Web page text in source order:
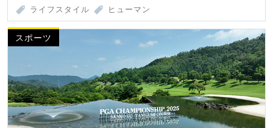
ライフスタイル ヒューマン
スポーツ